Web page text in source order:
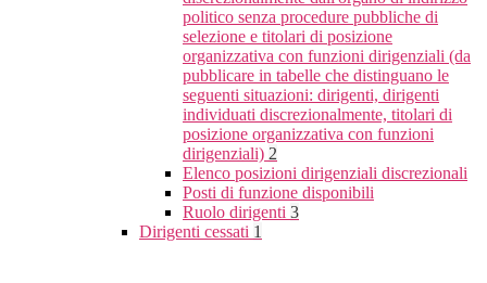
politico senza procedure pubbliche di
selezione e titolari di posizione
organizzativa con funzioni dirigenziali (da
pubblicare in tabelle che distinguano le
seguenti situazioni: dirigenti, dirigenti
individuati discrezionalmente, titolari di
posizione organizzativa con funzioni
dirigenziali) 2
Elenco posizioni dirigenziali discrezionali
Posti di funzione disponibili
Ruolo dirigenti 3
Dirigenti cessati 1